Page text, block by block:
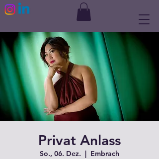
Privat Anlass
So., 06. Dez.
  |
Embrach